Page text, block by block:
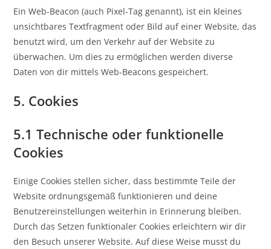
Ein Web-Beacon (auch Pixel-Tag genannt), ist ein kleines
unsichtbares Textfragment oder Bild auf einer Website, das
benutzt wird, um den Verkehr auf der Website zu
überwachen. Um dies zu ermöglichen werden diverse
Daten von dir mittels Web-Beacons gespeichert.
5. Cookies
5.1 Technische oder funktionelle
Cookies
Einige Cookies stellen sicher, dass bestimmte Teile der
Website ordnungsgemäß funktionieren und deine
Benutzereinstellungen weiterhin in Erinnerung bleiben.
Durch das Setzen funktionaler Cookies erleichtern wir dir
den Besuch unserer Website. Auf diese Weise musst du